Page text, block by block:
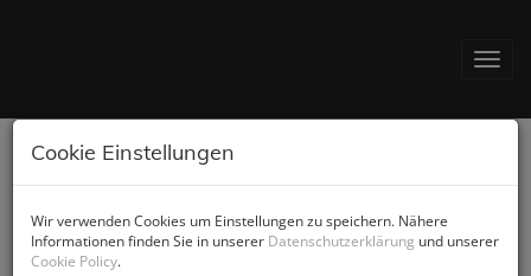
Downloads
Nebenkostenübersicht Kauf
Nebenkostenübersicht M
Cookie Einstellungen
Wir verwenden Cookies um Einstellungen zu speichern. Nähere
Informationen finden Sie in unserer Datenschutzerklärung und unserer
Cookie Policy.